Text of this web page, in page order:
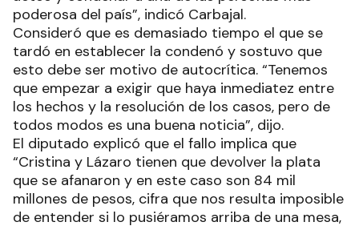
poderosa del país”, indicó Carbajal.
Consideró que es demasiado tiempo el que se
tardó en establecer la condenó y sostuvo que
esto debe ser motivo de autocrítica. “Tenemos
que empezar a exigir que haya inmediatez entre
los hechos y la resolución de los casos, pero de
todos modos es una buena noticia”, dijo.
El diputado explicó que el fallo implica que
“Cristina y Lázaro tienen que devolver la plata
que se afanaron y en este caso son 84 mil
millones de pesos, cifra que nos resulta imposible
de entender si lo pusiéramos arriba de una mesa,